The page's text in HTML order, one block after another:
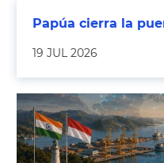
Papúa cierra la
19 JUL 2026